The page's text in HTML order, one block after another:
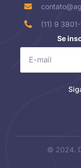
(11) 9
Se
© 2024.